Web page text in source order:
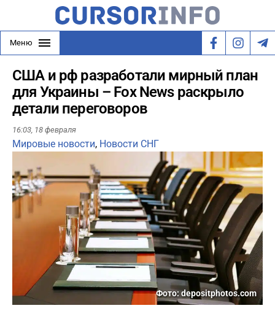
Меню
США и рф разработали мирный план
для Украины – Fox News раскрыло
детали переговоров
16:03, 18 февраля
Мировые новости, Новости СНГ
Фото: depositphotos.com